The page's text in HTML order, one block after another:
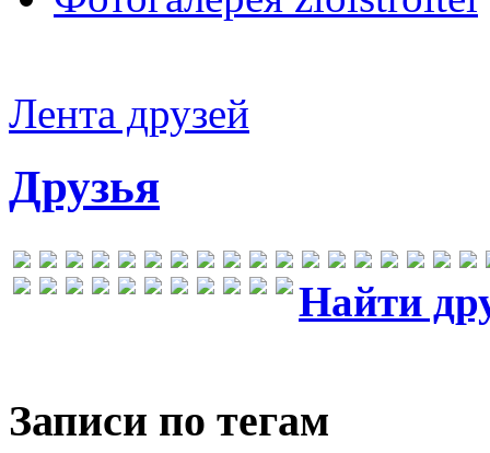
Лента друзей
Друзья
Найти
Записи по тегам